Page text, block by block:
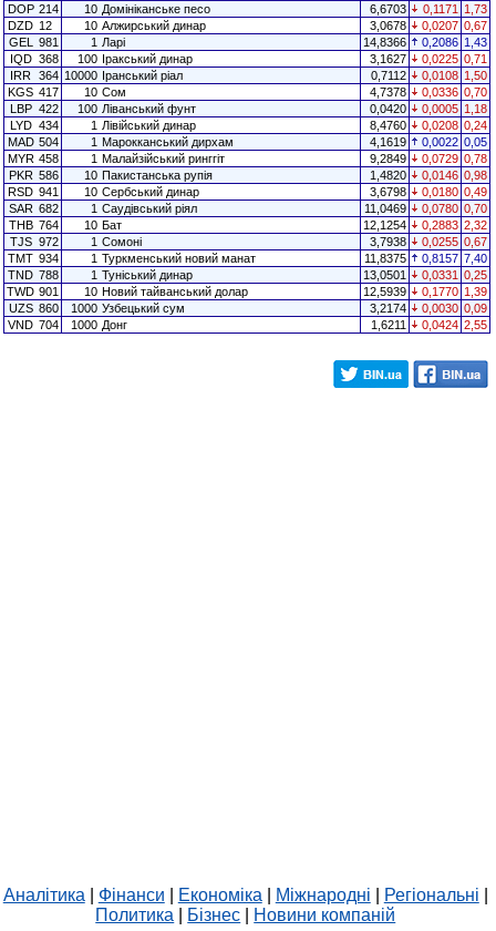
DOP 214 10 Домініканське песо 6,6703 0,1171
1,73
DZD 12 10 Алжирський динар 3,0678 0,0207 0,67
GEL
981 1 Ларі 14,8366 0,2086 1,43
IQD 368 100 Іракський динар 3,1627 0,0225 0,71
IRR 364 10000 Іранський ріал 0,7112 0,0108 1,50
KGS 417 10 Сом 4,7378 0,0336 0,70
LBP 422 100 Ліванський фунт 0,0420 0,0005 1,18
LYD 434 1 Лівійський динар 8,4760 0,0208 0,24
MAD 504 1 Марокканський дирхам 4,1619 0,0022 0,05
MYR 458 1 Малайзійський ринггіт 9,2849 0,0729 0,78
PKR 586 10 Пакистанська рупія 1,4820 0,0146 0,98
RSD 941 10 Сербський динар 3,6798 0,0180 0,49
SAR 682 1 Саудівський ріял 11,0469 0,0780 0,70
THB 764 10 Бат 12,1254 0,2883 2,32
TJS 972 1 Сомоні 3,7938 0,0255 0,67
TMT 934 1 Туркменський новий манат 11,8375 0,8157 7,40
TND 788 1 Туніський динар 13,0501 0,0331 0,25
TWD 901 10 Новий тайванський долар 12,5939 0,1770 1,39
UZS 860 1000 Узбецький сум 3,2174 0,0030 0,09
VND 704 1000 Донг 1,6211 0,0424 2,55
Аналітика Фінанси Економіка Міжнародні Регіональні
Политика
Бізнес Новини компаній